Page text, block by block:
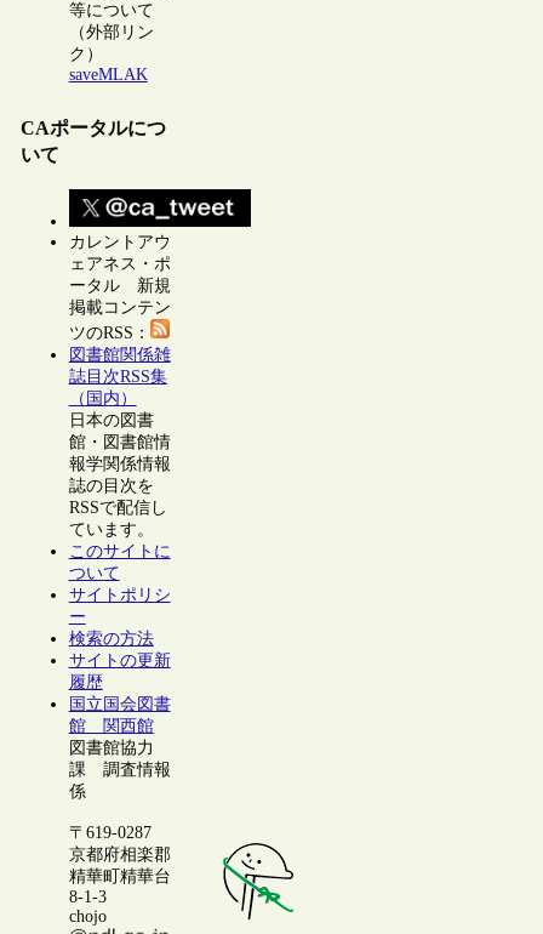
等について
（外部リン
ク）
saveMLAK
CAポータルにつ
いて
カレントアウ
ェアネス・ポ
ータル 新規
掲載コンテン
ツのRSS：
図書館関係雑
誌目次RSS集
（国内）
日本の図書
館・図書館情
報学関係情報
誌の目次を
RSSで配信し
ています。
このサイトに
ついて
サイトポリシ
ー
検索の方法
サイトの更新
履歴
国立国会図書
館 関西館
図書館協力
課 調査情報
係
〒619-0287
京都府相楽郡
精華町精華台
8-1-3
chojo